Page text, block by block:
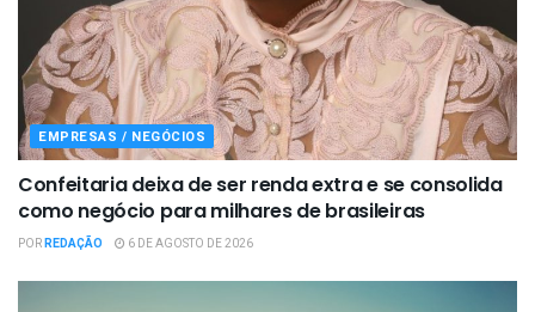
EMPRESAS / NEGÓCIOS
Confeitaria deixa de ser renda extra e se consolida
como negócio para milhares de brasileiras
PORREDAÇÃO 6 DE AGOSTO DE 2026